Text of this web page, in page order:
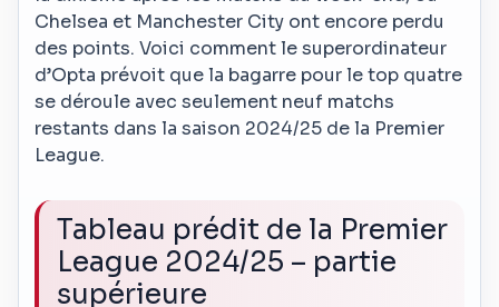
Chelsea et Manchester City ont encore perdu
des points. Voici comment le superordinateur
d’Opta prévoit que la bagarre pour le top quatre
se déroule avec seulement neuf matchs
restants dans la saison 2024/25 de la Premier
League.
Tableau prédit de la Premier
League 2024/25 – partie
supérieure